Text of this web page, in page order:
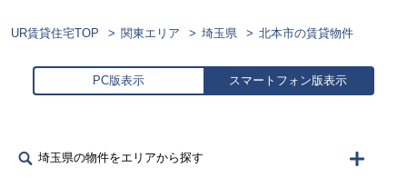
UR賃貸住宅TOP 関東エリア 埼玉県 北本市の賃貸物件
PC版表示 スマートフォン版表示
埼玉県の物件をエリアから探す